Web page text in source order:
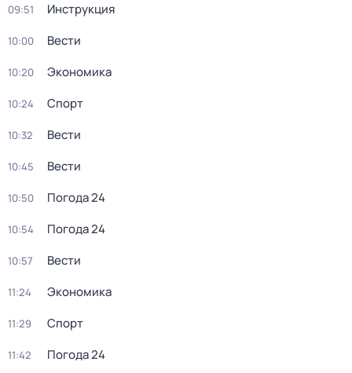
09:51 Инструкция
10:00 Вести
10:20 Экономика
10:24 Спорт
10:32 Вести
10:45 Вести
10:50 Погода 24
10:54 Погода 24
10:57 Вести
11:24 Экономика
11:29 Спорт
11:42 Погода 24